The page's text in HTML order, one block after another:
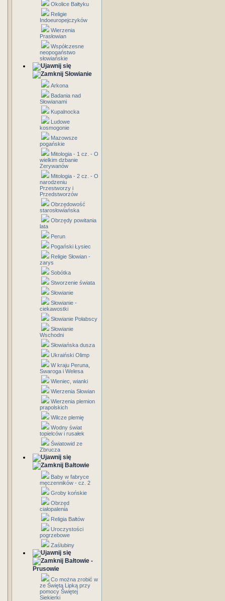
Okolice Bałtyku
Religie
Indoeuropejczyków
Wierzenia
Prasłowian
Współczesne
neopogaństwo
słowiańskie
Słowianie
Arkona
Badania nad
Słowianami
Kupalnocka
Ludowe
kosmogonie
Mazowsze
pogańskie
Mitologia - 1 cz. - O
wielkim dzbanie
Zerywanów
Mitologia - 2 cz. - O
narodzeniu
Przestworzy i
Przedstworzów
Obrzędowość
starosłowiańska
Obrzędy powitania
lata
Perun
Pogański Łysiec
Religie Słowian -
zarys
Sobótka
Stworzenie świata
Słowianie
Słowianie -
ciekawostki
Słowianie Połabscy
Słowianie
Wschodni
Słowiańska dusza
Ukraiński Olimp
W kraju Peruna,
Swaroga i Welesa
Wieniec, wianki
Wierzenia Słowian
Wierzenia plemion
prapolskich
Wilcze plemię
Wodny świat
topielców i rusałek
Światowid ze
Zbrucza
Bałtowie
Baby w fabryce
męczenników - cz. 2
Groby końskie
Obrzęd
ciałopalenia
Religia Bałtów
Uroczystości
pogrzebowe
Zaślubiny
Bałtowie -
Prusowie
Co można zrobić w
ze Świętą Lipką przy
pomocy Świętej
Siekierki